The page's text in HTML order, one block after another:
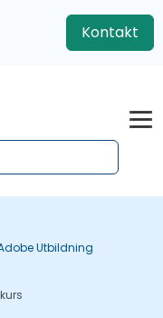
Kontakt
Utbildning